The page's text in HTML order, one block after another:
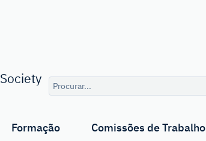
Consulta
de
Formação Comissões de Trabalho